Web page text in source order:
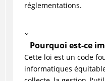
réglementations.
Pourquoi est-ce
Cette loi est un code
informatiques